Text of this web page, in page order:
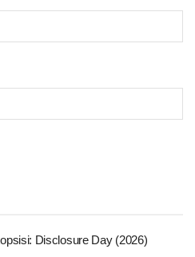
Disclosure Day (2026)